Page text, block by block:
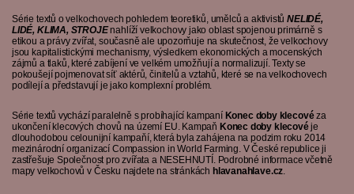
Série textů o velkochovech pohledem teoretiků, umělců a aktivistůNELIDÉ,
LIDÉ, KLIMA, STROJEnahlíží velkochovy jako oblast spojenou primárně s
etikou a právy zvířat, současně ale upozorňuje na skutečnost, že velkochovy
jsou kapitalistickými mechanismy, výsledkem ekonomických a mocenských
zájmů a tlaků, které zabíjení ve velkém umožňují a normalizují. Texty se
pokoušejí pojmenovat síť aktérů, činitelů a vztahů, které se na velkochovech
podílejí a představují je jako komplexní problém.
Série textů vychází paralelně s probíhající kampaní Konec doby klecovéza
ukončení klecových chovů na území EU. Kampaň Konec doby klecovéje
dlouhodobou celounijní kampaňí, která byla zahájena na podzim roku 2014
mezinárodní organizací Compassion in World Farming . V České republice ji
zastřešujeSpolečnost pro zvířata a NESEHNUTÍ. Podrobné informace včetně
mapy velkochovů v Česku najdete na stránkách hlavanahlave.cz